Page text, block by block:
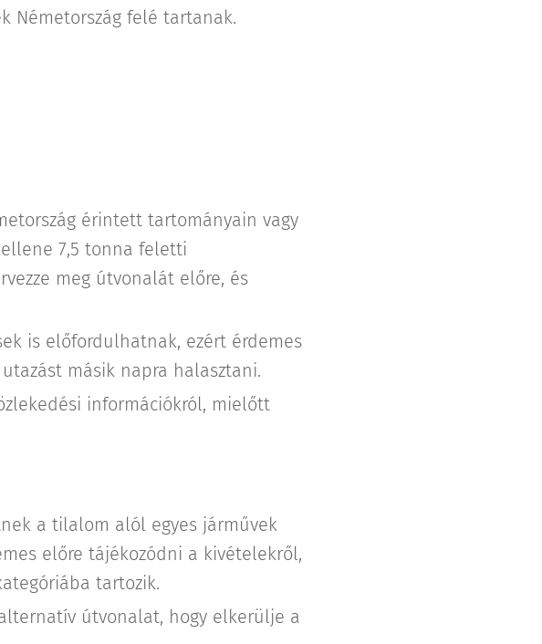
Németország felé tartanak.
érintett tartományain vagy
7,5 tonna feletti
meg útvonalát előre, és
is előfordulhatnak, ezért érdemes
másik napra halasztani.
információkról, mielőtt
a tilalom alól egyes járművek
előre tájékozódni a kivételekről,
tartozik.
útvonalat, hogy elkerülje a